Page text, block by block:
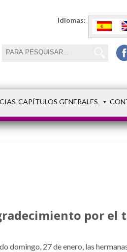
Idiomas:
CAPÍTULOS GENERALES
por el
domingo, 27 de enero, las